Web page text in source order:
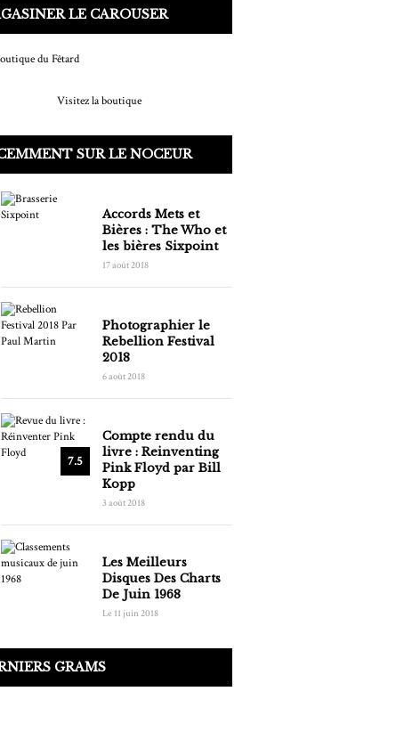
LE CAROUSER
Visitez la boutique
SUR LE NOCEUR
Accords Mets et
Bières : The Who et
les bières Sixpoint
17 août 2018
Photographier le
Rebellion Festival
2018
6 août 2018
7.5
Compte rendu du
livre : Reinventing
Pink Floyd par Bill
Kopp
3 août 2018
Les Meilleurs
Disques Des Charts
De Juin 1968
Le 11 juin 2018
GRAMS